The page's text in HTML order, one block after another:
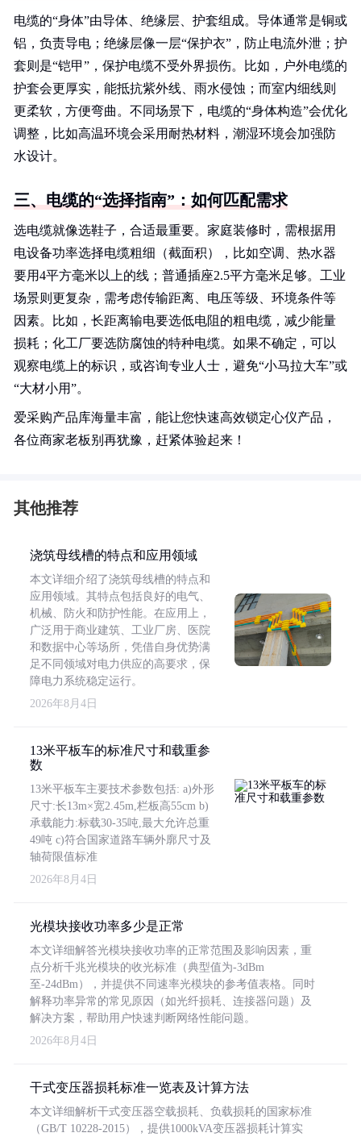
电缆的“身体”由导体、绝缘层、护套组成。导体通常是铜或
铝，负责导电；绝缘层像一层“保护衣”，防止电流外泄；护
套则是“铠甲”，保护电缆不受外界损伤。比如，户外电缆的
护套会更厚实，能抵抗紫外线、雨水侵蚀；而室内细线则
更柔软，方便弯曲。不同场景下，电缆的“身体构造”会优化
调整，比如高温环境会采用耐热材料，潮湿环境会加强防
水设计。
三、电缆的“选择指南”：如何匹配需求
选电缆就像选鞋子，合适最重要。家庭装修时，需根据用
电设备功率选择电缆粗细（截面积），比如空调、热水器
要用4平方毫米以上的线；普通插座2.5平方毫米足够。工业
场景则更复杂，需考虑传输距离、电压等级、环境条件等
因素。比如，长距离输电要选低电阻的粗电缆，减少能量
损耗；化工厂要选防腐蚀的特种电缆。如果不确定，可以
观察电缆上的标识，或咨询专业人士，避免“小马拉大车”或
“大材小用”。
爱采购产品库海量丰富，能让您快速高效锁定心仪产品，
各位商家老板别再犹豫，赶紧体验起来！
其他推荐
浇筑母线槽的特点和应用领域
本文详细介绍了浇筑母线槽的特点和
应用领域。其特点包括良好的电气、
机械、防火和防护性能。在应用上，
广泛用于商业建筑、工业厂房、医院
和数据中心等场所，凭借自身优势满
足不同领域对电力供应的高要求，保
障电力系统稳定运行。
2026年8月4日
13米平板车的标准尺寸和载重参
数
13米平板车主要技术参数包括: a)外形
尺寸:长13m×宽2.45m,栏板高55cm b)
承载能力:标载30-35吨,最大允许总重
49吨 c)符合国家道路车辆外廓尺寸及
轴荷限值标准
2026年8月4日
光模块接收功率多少是正常
本文详细解答光模块接收功率的正常范围及影响因素，重
点分析千兆光模块的收光标准（典型值为-3dBm
至-24dBm），并提供不同速率光模块的参考值表格。同时
解释功率异常的常见原因（如光纤损耗、连接器问题）及
解决方案，帮助用户快速判断网络性能问题。
2026年8月4日
干式变压器损耗标准一览表及计算方法
本文详细解析干式变压器空载损耗、负载损耗的国家标准
（GB/T 10228-2015），提供1000kVA变压器损耗计算实